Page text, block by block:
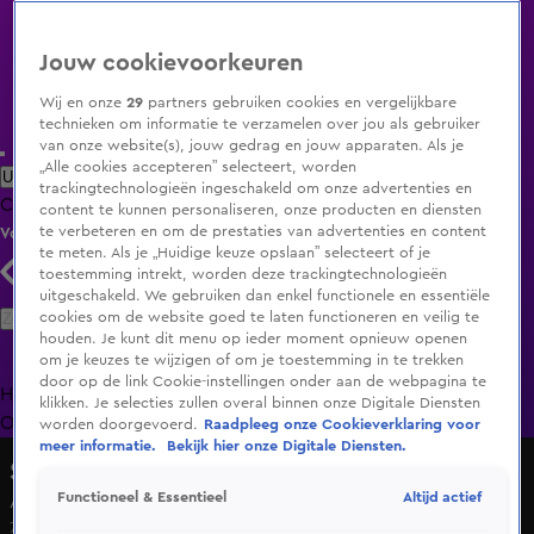
Uitzending Gemist Populaire programma's Zenders Genres
ClipsFilmsRadioSmart TV inlogShop
Volg KIJK
Zoeken
HomeUitzending Gemist Programma's De Bondgenoten
OranjezomerLivestreamsShop
Shownieuws
Art Rooijakkers blikt vooruit op Nieuws van de Dag
7 jan 2025, 11:33
Jouw cookievoorkeuren
Wij en onze29 partners gebruiken cookies en vergelijkbare
technieken om informatie te verzamelen over jou als gebruiker
van onze website(s), jouw gedrag en jouw apparaten. Als je
„Alle cookies accepteren” selecteert, worden
trackingtechnologieën ingeschakeld om onze advertenties en
content te kunnen personaliseren, onze producten en diensten
te verbeteren en om de prestaties van advertenties en content
te meten. Als je „Huidige keuze opslaan” selecteert of je
toestemming intrekt, worden deze trackingtechnologieën
uitgeschakeld. We gebruiken dan enkel functionele en essentiële
cookies om de website goed te laten functioneren en veilig te
houden. Je kunt dit menu op ieder moment opnieuw openen
om je keuzes te wijzigen of om je toestemming in te trekken
door op de link Cookie-instellingen onder aan de webpagina te
klikken. Je selecties zullen overal binnen onze Digitale Diensten
worden doorgevoerd.
Raadpleeg onze Cookieverklaring voor
meer informatie.
Bekijk hier onze Digitale Diensten.
Functioneel & Essentieel Altijd actief